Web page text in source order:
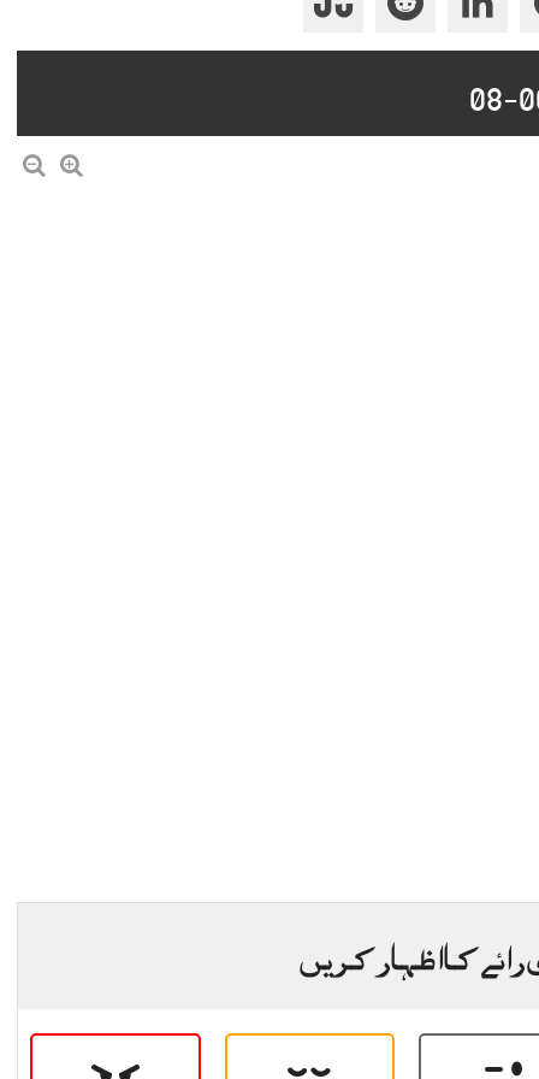
کا اظہار کریں